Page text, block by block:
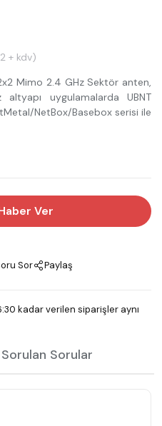
+ kdv)
Mimo 2.4 GHz Sektör anten,
altyapı uygulamalarda UBNT
NetBox/Basebox serisi ile
Ver
Sor Paylaş
kadar verilen siparişler aynı
Sorulan Sorular